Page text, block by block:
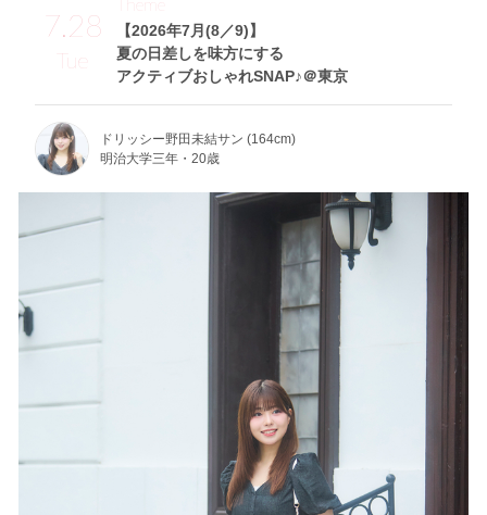
7.28
Tue
【2026年7月(8／9)】
夏の日差しを味方にする
アクティブおしゃれSNAP♪＠東京
ドリッシー野田未結サン (164cm)
明治大学三年・20歳